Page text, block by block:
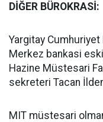
DİĞER BÜROKRASİ:
Yargitay
Merkez bankasi
Hazine Müstesari
sekreteri Tacan
MIT müstesari